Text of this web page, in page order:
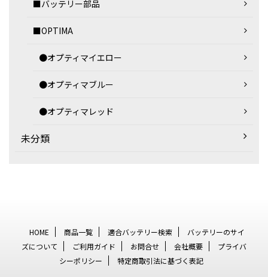
■バッテリー部品
■OPTIMA
●オプティマイエロー
●オプティマブルー
●オプティマレッド
未分類
HOME 商品一覧 適合バッテリー検索
バッテリーのサイ
ズについて
ご利用ガイド お問合せ 会社概要
プライバ
シーポリシー
特定商取引法に基づく表記